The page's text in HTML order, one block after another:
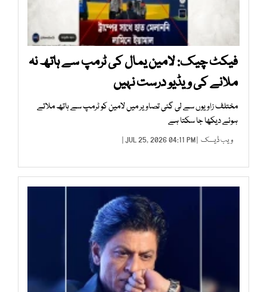
فیکٹ چیک: لامین یمال کی ٹرمپ سے ہاتھ نہ
ملانے کی ویڈیو درست نہیں
مختلف زاویوں سے لی گئی تصاویر میں لامین کو ٹرمپ سے ہاتھ ملاتے
ہوئے دیکھا جا سکتا ہے
ویب ڈیسک | JUL 25, 2026 04:11 PM |